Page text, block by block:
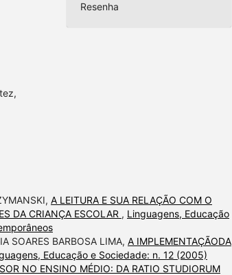
Resenha
A LEITURA E SUA RELAÇÃO COM O
DA CRIANÇA ESCOLAR , Linguagens, Educação
SOARES BARBOSA LIMA, A IMPLEMENTAÇÃODA
Educação e Sociedade: n. 12 (2005)
NO ENSINO MÉDIO: DA RATIO STUDIORUM